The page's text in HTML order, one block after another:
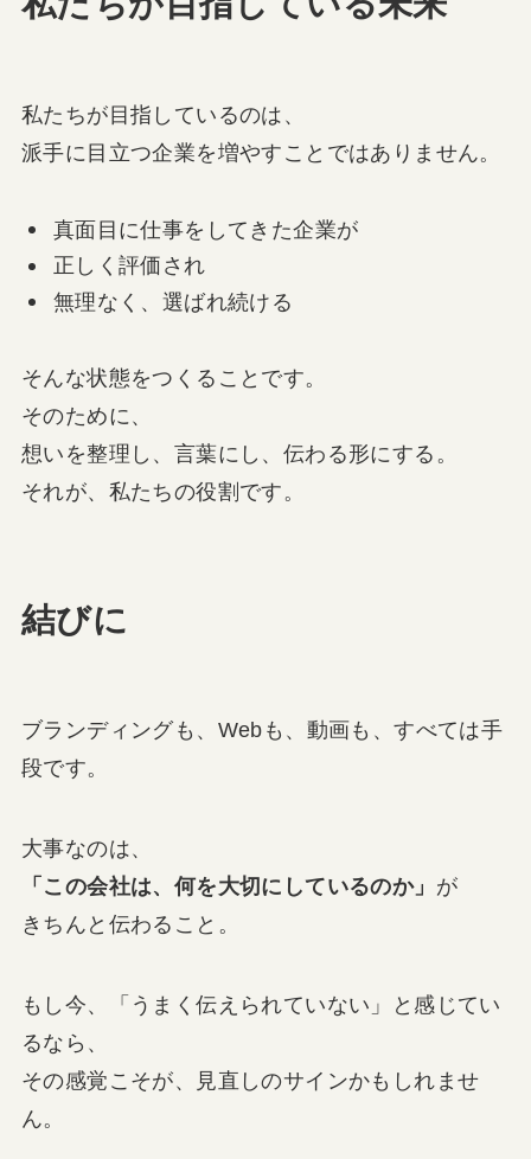
私たちが目指しているのは、
派手に目立つ企業を増やすことではありません。
真面目に仕事をしてきた企業が
正しく評価され
無理なく、選ばれ続ける
そんな状態をつくることです。
そのために、
想いを整理し、言葉にし、伝わる形にする。
それが、私たちの役割です。
結びに
ブランディングも、Webも、動画も、すべては手
段です。
大事なのは、
「この会社は、何を大切にしているのか」 が
きちんと伝わること。
もし今、「うまく伝えられていない」と感じてい
るなら、
その感覚こそが、見直しのサインかもしれませ
ん。